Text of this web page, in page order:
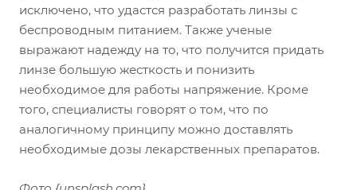
исключено, что удастся разработать линзы с
беспроводным питанием. Также ученые
выражают надежду на то, что получится придать
линзе большую жесткость и понизить
необходимое для работы напряжение. Кроме
того, специалисты говорят о том, что по
аналогичному принципу можно доставлять
необходимые дозы лекарственных препаратов.